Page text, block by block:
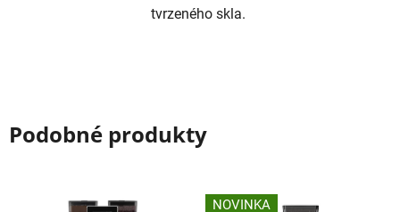
tvrzeného skla.
Podobné produkty
NOVINKA